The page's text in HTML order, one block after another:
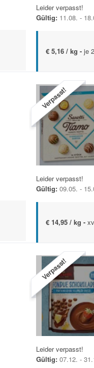
Leider verpasst!
Gültig: 11.08. -
€ 5,16 / kg - je
Verpasst!
Leider verpasst!
Gültig: 09.05. -
€ 14,95 / kg -
Verpasst!
Leider verpasst!
Gültig: 07.12. -